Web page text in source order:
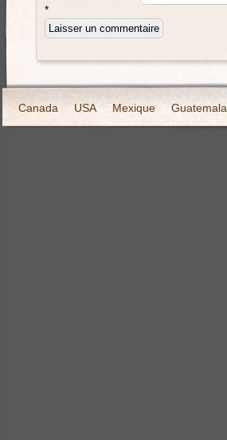
*
Canada USA Mexique Guatemala